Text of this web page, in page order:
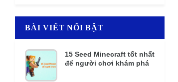
BÀI VIẾT NỔI BẬT
15 Seed Minecraft tốt nhất
để người chơi khám phá